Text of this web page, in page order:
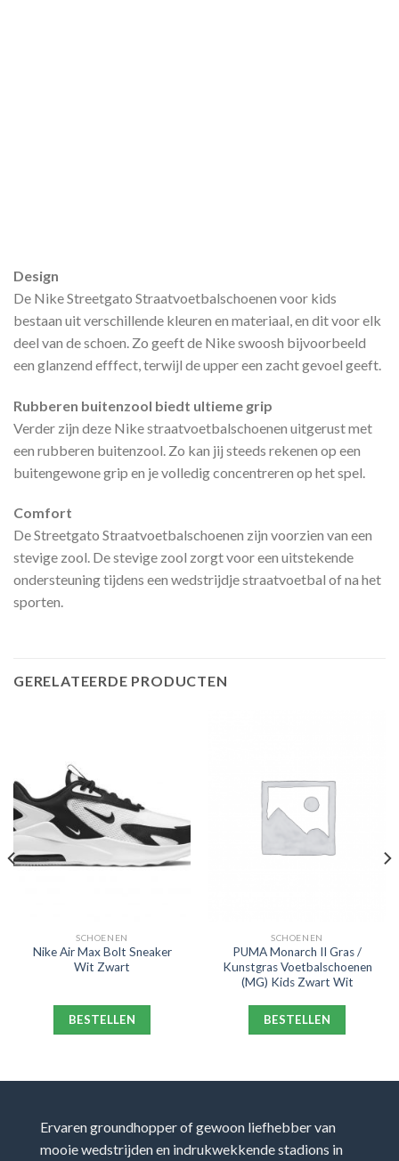
Design
De Nike Streetgato Straatvoetbalschoenen voor kids
bestaan uit verschillende kleuren en materiaal, en dit voor elk
deel van de schoen. Zo geeft de Nike swoosh bijvoorbeeld
een glanzend efffect, terwijl de upper een zacht gevoel geeft.
Rubberen buitenzool biedt ultieme grip
Verder zijn deze Nike straatvoetbalschoenen uitgerust met
een rubberen buitenzool. Zo kan jij steeds rekenen op een
buitengewone grip en je volledig concentreren op het spel.
Comfort
De Streetgato Straatvoetbalschoenen zijn voorzien van een
stevige zool. De stevige zool zorgt voor een uitstekende
ondersteuning tijdens een wedstrijdje straatvoetbal of na het
sporten.
GERELATEERDE PRODUCTEN
SCHOENEN
Nike Air Max Bolt Sneaker
Wit Zwart
BESTELLEN
SCHOENEN
PUMA Monarch II Gras /
Kunstgras Voetbalschoenen
(MG) Kids Zwart Wit
BESTELLEN
Ervaren groundhopper of gewoon liefhebber van
mooie wedstrijden en indrukwekkende stadions in